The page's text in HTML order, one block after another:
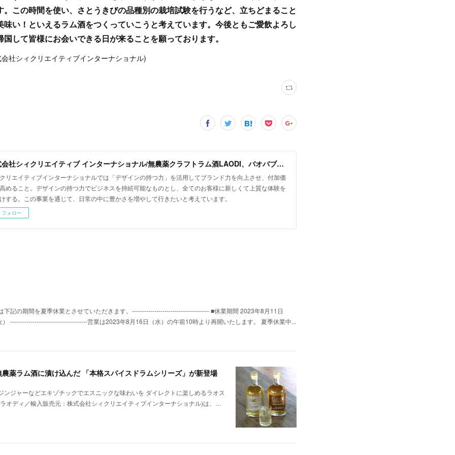
。この時間を使い、さとうきびの品種別の栽培試験を行うなど、立ちどまること
味い！といえるラム酒をつくっていこうと考えています。今後ともご愛飲よろし
して皆様にお会いできる日が来ることを願っております。
社シィクリエイティブインターナショナル)
株式会社シィクリエイティブ インターナショナル/無農薬クラフトラム酒LAODI、バオバブ由来のスキンケア化粧品emiiiの開発・輸入・販売、商品企画及びデザイン、販売促進、広告運用、EC支援
リエイティブインターナショナルでは「デザインの持つ力」を活用してブランド力を向上させ、付加価
めること。デザインの持つ力でビジネスを持続可能なものとし、全てのお客様に新しくて上質な体験を
する。この事業を通じて、日常の中に豊かさを増やして行きたいと考えています。
フォロー
下記の期間を夏季休業とさせていただきます。-------------------------------------- ■休業期間 2023年8月11日
--------------------------------------営業は2023年8月16日（水）の午前10時より再開いたします。 夏季休業中...
薬ラム酒に漬け込んだ 「本格スパイスドラムシリーズ」が新登場
ンジャーなどエキゾチックでエスニックな味わいを ダイレクトに楽しめるラオス
オディ／輸入販売元：株式会社シィクリエイティブインターナショナル)は、…